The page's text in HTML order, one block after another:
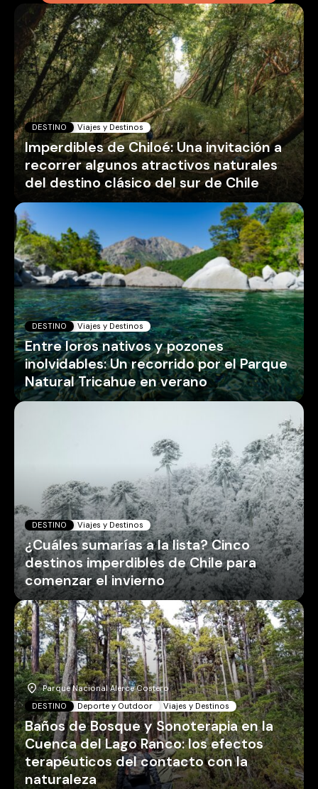
DESTINO Viajes y Destinos
Imperdibles de Chiloé: Una invitación a
recorrer algunos atractivos naturales
del destino clásico del sur de Chile
DESTINO Viajes y Destinos
Entre loros nativos y pozones
inolvidables: Un recorrido por el Parque
Natural Tricahue en verano
DESTINO Viajes y Destinos
¿Cuáles sumarías a la lista? Cinco
destinos imperdibles de Chile para
comenzar el invierno
Parque Nacional Alerce Costero
DESTINO
Deporte y Outdoor Viajes y Destinos
Baños de Bosque y Sonoterapia en la
Cuenca del Lago Ranco: los efectos
terapéuticos del contacto con la
naturaleza